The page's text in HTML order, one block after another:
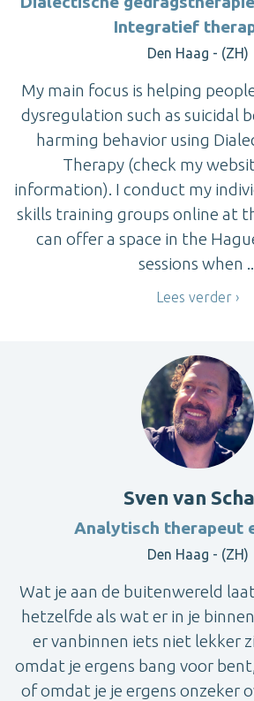
Integratief
Den Haag - (ZH)
My main focus is helping
dysregulation such as suicidal
harming behavior using
Therapy (check my
information). I conduct my
skills training groups online at
can offer a space in the
sessions when
Lees verder
Sven van
Analytisch therapeut
Den Haag - (ZH)
Wat je aan de buitenwereld
hetzelfde als wat er in je
er vanbinnen iets niet lekker
omdat je ergens bang voor
of omdat je je ergens onzeker